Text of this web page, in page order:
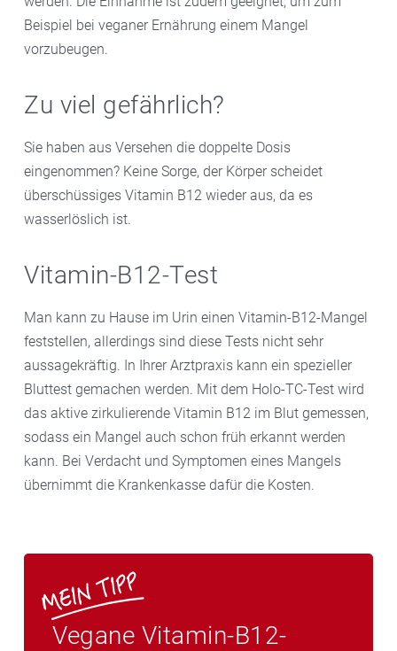
Beispiel bei veganer Ernährung einem Mangel
vorzubeugen.
Zu viel gefährlich?
Sie haben aus Versehen die doppelte Dosis
eingenommen? Keine Sorge, der Körper scheidet
überschüssiges Vitamin B12 wieder aus, da es
wasserlöslich ist.
Vitamin-B12-Test
Man kann zu Hause im Urin einen Vitamin-B12-Mangel
feststellen, allerdings sind diese Tests nicht sehr
aussagekräftig. In Ihrer Arztpraxis kann ein spezieller
Bluttest gemachen werden. Mit dem Holo-TC-Test wird
das aktive zirkulierende Vitamin B12 im Blut gemessen,
sodass ein Mangel auch schon früh erkannt werden
kann. Bei Verdacht und Symptomen eines Mangels
übernimmt die Krankenkasse dafür die Kosten.
Vegane Vitamin-B12-